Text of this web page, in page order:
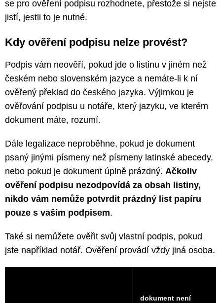
se pro ověření podpisu rozhodnete, přestože si nejste
jistí, jestli to je nutné.
Kdy ověření podpisu nelze provést?
Podpis vám neověří, pokud jde o listinu v jiném než
českém nebo slovenském jazyce a nemáte-li k ní
ověřený překlad do českého jazyka. Výjimkou je
ověřování podpisu u notáře, který jazyku, ve kterém
dokument máte, rozumí.
Dále legalizace neproběhne, pokud je dokument
psaný jinými písmeny než písmeny latinské abecedy,
nebo pokud je dokument úplně prázdný. Ačkoliv
ověření podpisu nezodpovídá za obsah listiny,
nikdo vám nemůže potvrdit prázdný list papíru
pouze s vaším podpisem.
Také si nemůžete ověřit svůj vlastní podpis, pokud
jste například notář. Ověření provádí vždy jiná osoba.
dokument není